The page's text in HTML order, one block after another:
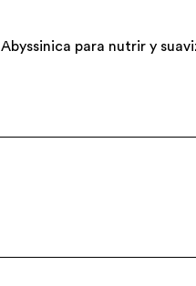
para nutrir y